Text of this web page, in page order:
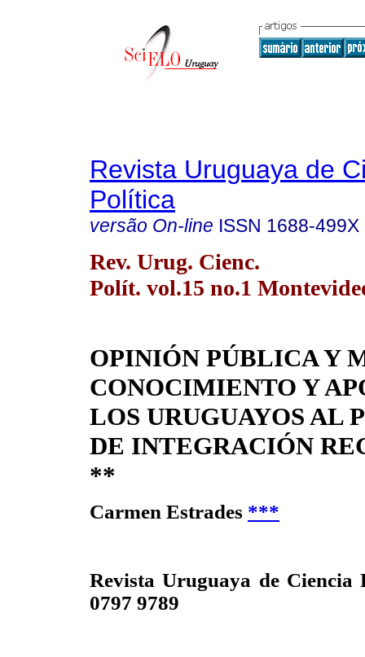
Revista Uruguaya de
Política
versão On-line ISSN 1688-499X
Rev. Urug. Cienc.
Polít. vol.15 no.1
OPINIÓN PÚBLICA Y
CONOCIMIENTO Y
LOS URUGUAYOS AL
DE INTEGRACIÓN
**
Carmen Estrades ***
Revista Uruguaya de Ciencia
0797 9789